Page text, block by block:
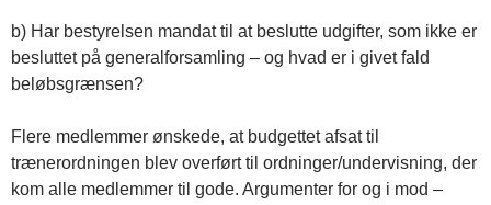
b) Har bestyrelsen mandat til at beslutte udgifter, som ikke er
besluttet på generalforsamling – og hvad er i givet fald
beløbsgrænsen?
Flere medlemmer ønskede, at budgettet afsat til
trænerordningen blev overført til ordninger/undervisning, der
kom alle medlemmer til gode. Argumenter for og i mod –